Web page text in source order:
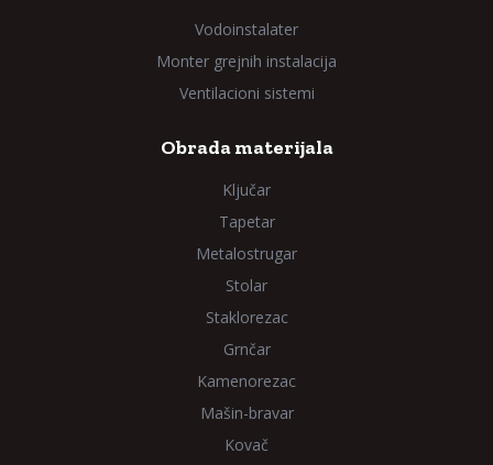
Vodoinstalater
Monter grejnih instalacija
Ventilacioni sistemi
Obrada materijala
Ključar
Tapetar
Metalostrugar
Stolar
Staklorezac
Grnčar
Kamenorezac
Mašin-bravar
Kovač